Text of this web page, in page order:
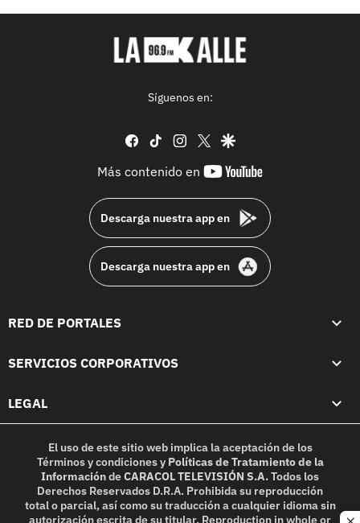
Síguenos en:
facebook
tiktok instagram
twittergoogle
Más contenido en
youtube-
Descarga nuestra app en
Descarga nuestra app en
RED DE PORTALES
SERVICIOS CORPORATIVOS
LEGAL
El uso de este sitio web implica la aceptación de los
Términos y condicionesy Políticas de Tratamiento de la
InformacióndeCARACOL TELEVISIÓN S.A.Todos los
Derechos Reservados D.R.A. Prohibida su reproducción
total o parcial, así como su traducción a cualquier idioma sin
autorización escrita de su titular. Reproduction in whole or